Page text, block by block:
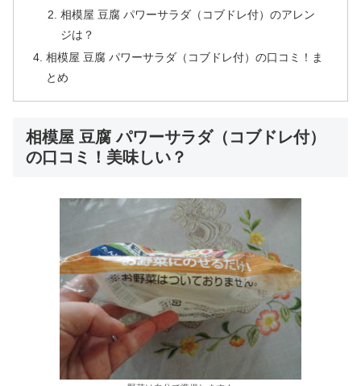
相模屋 豆腐 パワーサラダ（コブドレ付）のアレン
ジは？
相模屋 豆腐 パワーサラダ（コブドレ付）の口コミ！ま
とめ
相模屋 豆腐 パワーサラダ（コブドレ付）
の口コミ！美味しい？